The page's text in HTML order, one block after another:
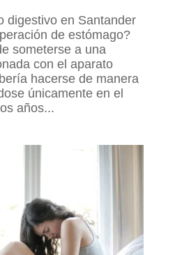
digestivo en Santander
de estómago?
someterse a una
con el aparato
hacerse de manera
únicamente en el
años...